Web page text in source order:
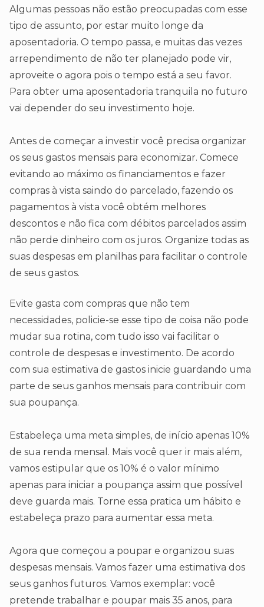
Algumas pessoas não estão preocupadas com esse
tipo de assunto, por estar muito longe da
aposentadoria. O tempo passa, e muitas das vezes
arrependimento de não ter planejado pode vir,
aproveite o agora pois o tempo está a seu favor.
Para obter uma aposentadoria tranquila no futuro
vai depender do seu investimento hoje.
Antes de começar a investir você precisa organizar
os seus gastos mensais para economizar. Comece
evitando ao máximo os financiamentos e fazer
compras à vista saindo do parcelado, fazendo os
pagamentos à vista você obtém melhores
descontos e não fica com débitos parcelados assim
não perde dinheiro com os juros. Organize todas as
suas despesas em planilhas para facilitar o controle
de seus gastos.
Evite gasta com compras que não tem
necessidades, policie-se esse tipo de coisa não pode
mudar sua rotina, com tudo isso vai facilitar o
controle de despesas e investimento. De acordo
com sua estimativa de gastos inicie guardando uma
parte de seus ganhos mensais para contribuir com
sua poupança.
Estabeleça uma meta simples, de início apenas 10%
de sua renda mensal. Mais você quer ir mais além,
vamos estipular que os 10% é o valor mínimo
apenas para iniciar a poupança assim que possível
deve guarda mais. Torne essa pratica um hábito e
estabeleça prazo para aumentar essa meta.
Agora que começou a poupar e organizou suas
despesas mensais. Vamos fazer uma estimativa dos
seus ganhos futuros. Vamos exemplar: você
pretende trabalhar e poupar mais 35 anos, para